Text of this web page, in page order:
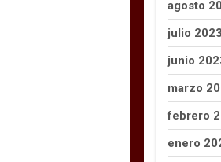
agosto
julio 2023
junio
marzo
febrero
enero